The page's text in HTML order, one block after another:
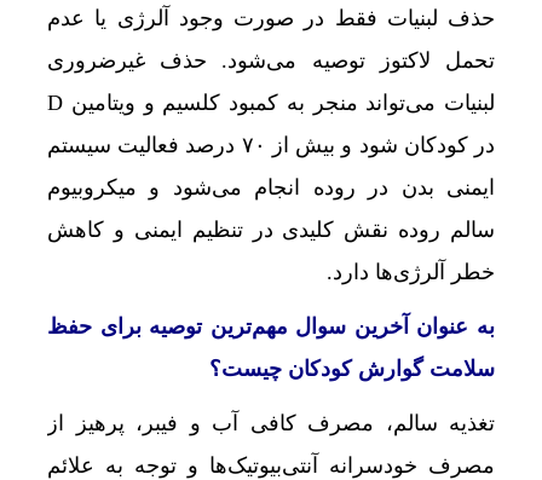
حذف لبنیات فقط در صورت وجود آلرژی یا عدم
تحمل لاکتوز توصیه می‌شود. حذف غیرضروری
لبنیات می‌تواند منجر به کمبود کلسیم و ویتامین D
در کودکان شود و بیش از ۷۰ درصد فعالیت سیستم
ایمنی بدن در روده انجام می‌شود و میکروبیوم
سالم روده نقش کلیدی در تنظیم ایمنی و کاهش
خطر آلرژی‌ها دارد.
به عنوان آخرین سوال مهم‌ترین توصیه برای حفظ
سلامت گوارش کودکان چیست؟
تغذیه سالم، مصرف کافی آب و فیبر، پرهیز از
مصرف خودسرانه آنتی‌بیوتیک‌ها و توجه به علائم